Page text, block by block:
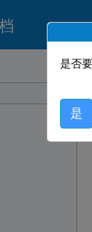
是否
是